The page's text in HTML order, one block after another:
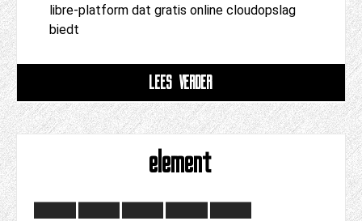
libre-platform dat gratis online cloudopslag
biedt
LEES VERDER
element